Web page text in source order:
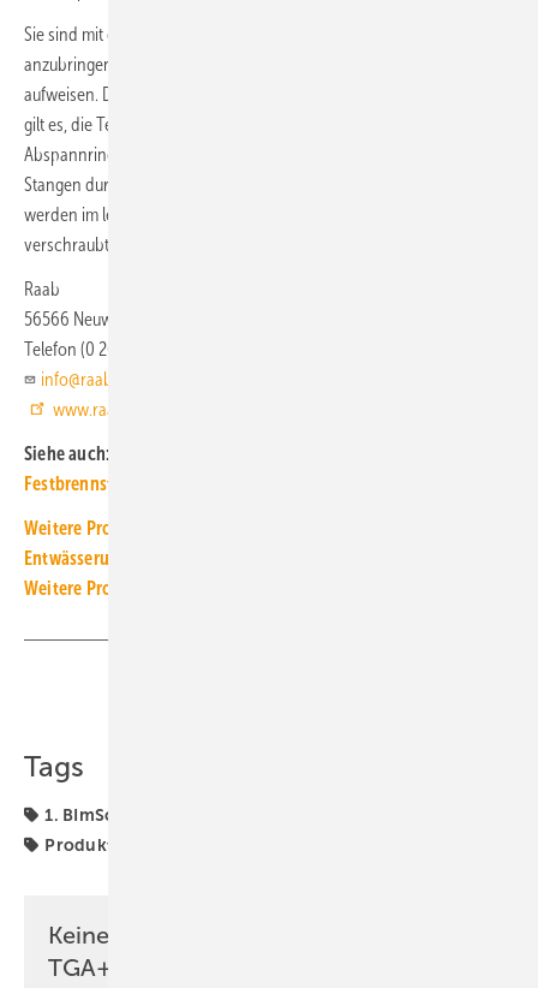
Sie sind mit einem Winkel von mindestens 45° aus der Senkrechten
anzubringen und sie müssen einen Abstand von 90° zueinander
aufweisen. Demgemäß sind die Dachhaken zu positionieren. Danach
gilt es, die Teleskopstangen mit den Dachhaken und dem
Abspannring zu verschrauben und in der Länge zu justieren. Sind die
Stangen durch das Anziehen der Schraube im Stellring befestigt,
werden im letzten Schritt die beiden ineinanderlaufenden Stangen
verschraubt.
Raab
56566 Neuwied
Telefon (0 26 31) 91 30
info@raab-gruppe.de
www.raab-gruppe.de
Siehe auch:
Festbrennstoffen ab 2022
Weitere Produkt-Meldungen zum Thema Installations- und
Entwässerungstechnik
Weitere Produkt-Meldungen zum Thema Wärmeerzeugung
Tags
1. BImSchV
Produkte
Keine Zeit? Kein Problem mit dem
TGA+E Newsletter!